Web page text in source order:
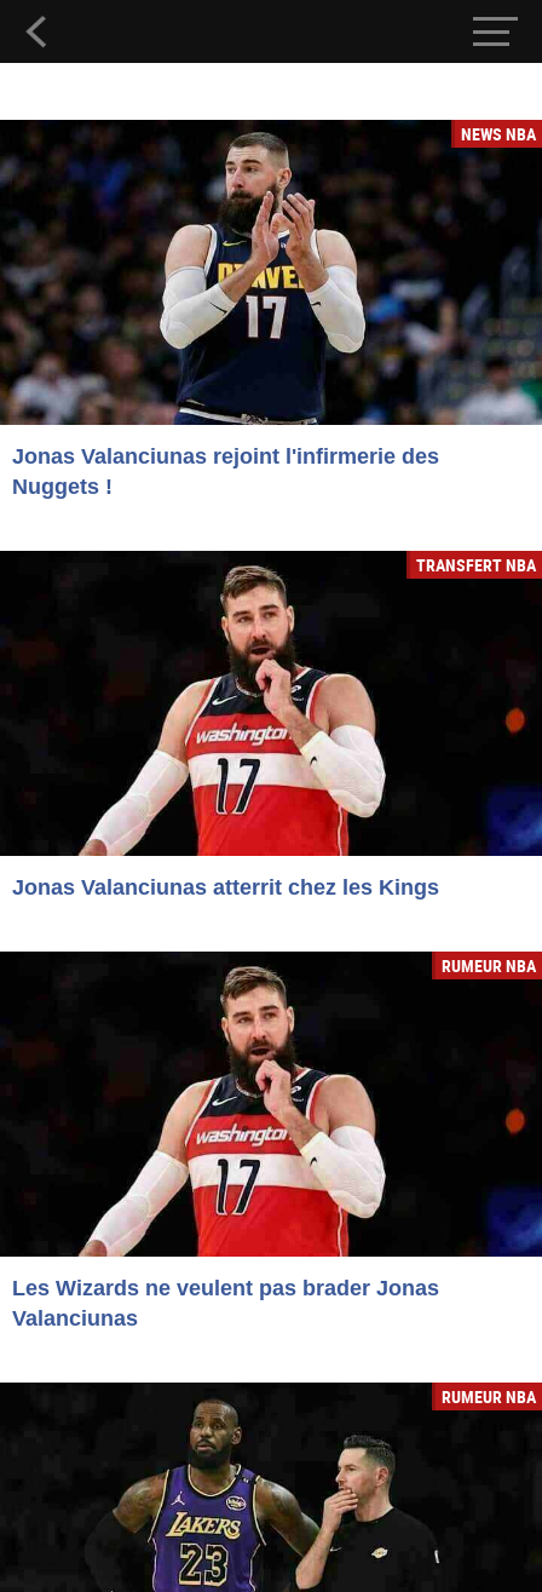
NEWS NBA
Jonas Valanciunas rejoint l'infirmerie des
Nuggets !
TRANSFERT NBA
Jonas Valanciunas atterrit chez les Kings
RUMEUR NBA
Les Wizards ne veulent pas brader Jonas
Valanciunas
RUMEUR NBA